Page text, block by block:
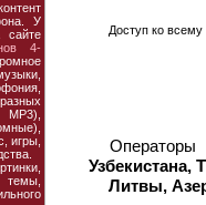
У
сайте
4-
игры,
Доступ ко
Операторы
Узбекистана,
Литвы,